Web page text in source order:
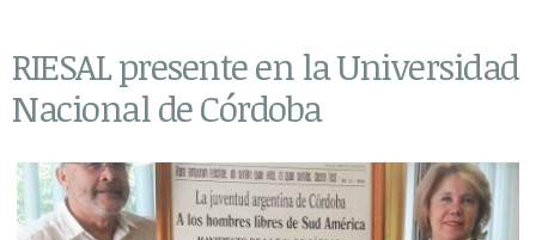
RIESAL presente en la Universidad
Nacional de Córdoba